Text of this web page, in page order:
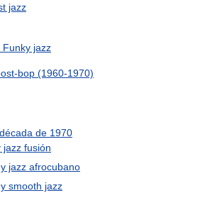
jazz
Funky jazz
bop (1960-1970)
de 1970
jazz fusión
jazz afrocubano
smooth jazz